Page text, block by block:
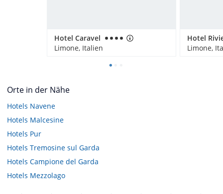
Hotel Caravel
Limone, Italien
Hotel
Limone,
Orte in der Nähe
Hotels Navene
Hotels Malcesine
Hotels Pur
Hotels Tremosine sul Garda
Hotels Campione del Garda
Hotels Mezzolago